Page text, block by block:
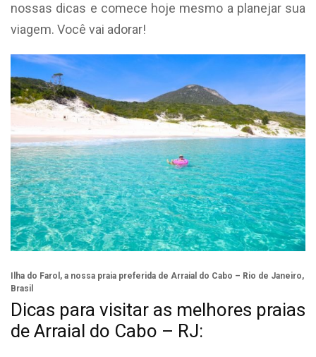
nossas dicas e comece hoje mesmo a planejar sua
viagem. Você vai adorar!
Ilha do Farol, a nossa praia preferida de Arraial do Cabo – Rio de Janeiro,
Brasil
Dicas para visitar as melhores praias
de Arraial do Cabo – RJ: